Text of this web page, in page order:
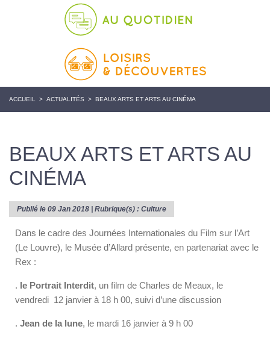
ACCUEIL > ACTUALITÉS > BEAUX ARTS ET ARTS AU CINÉMA
BEAUX ARTS ET ARTS AU
CINÉMA
Publié le 09 Jan 2018 | Rubrique(s) : Culture
Dans le cadre des Journées Internationales du Film sur l’Art
(Le Louvre), le Musée d’Allard présente, en partenariat avec le
Rex :
. le Portrait Interdit, un film de Charles de Meaux, le
vendredi 12 janvier à 18 h 00, suivi d’une discussion
. Jean de la lune, le mardi 16 janvier à 9 h 00